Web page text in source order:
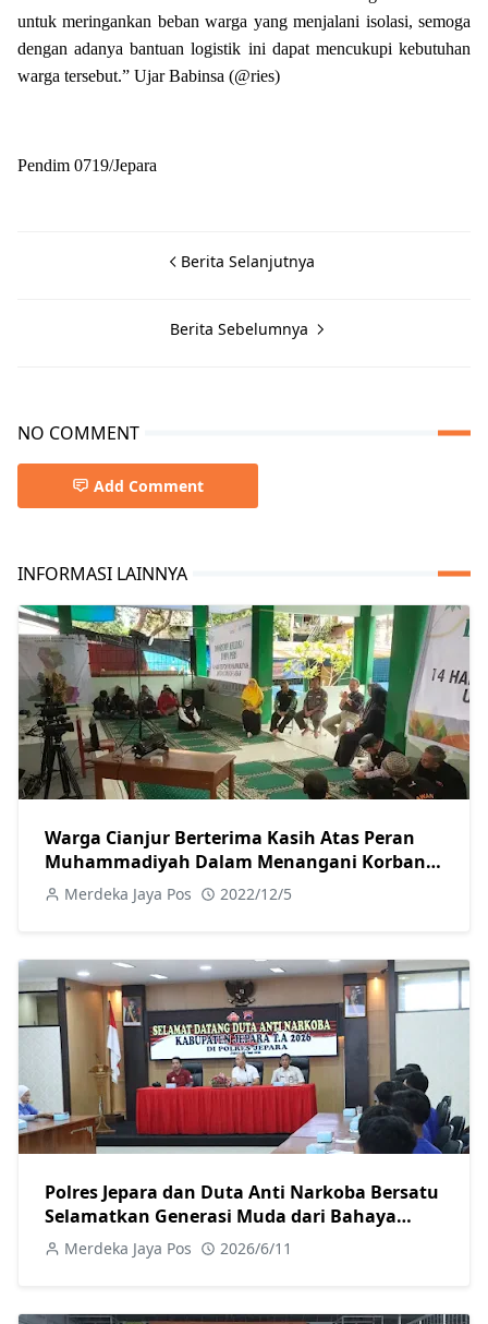
untuk meringankan beban warga yang menjalani isolasi, semoga
dengan adanya bantuan logistik ini dapat mencukupi kebutuhan
warga tersebut.” Ujar Babinsa (@ries)
Pendim 0719/Jepara
Berita Selanjutnya
Berita Sebelumnya
NO COMMENT
Add Comment
INFORMASI LAINNYA
Warga Cianjur Berterima Kasih Atas Peran
Muhammadiyah Dalam Menangani Korban
Gempa
Merdeka Jaya Pos 2022/12/5
Polres Jepara dan Duta Anti Narkoba Bersatu
Selamatkan Generasi Muda dari Bahaya
Narkoba
Merdeka Jaya Pos 2026/6/11